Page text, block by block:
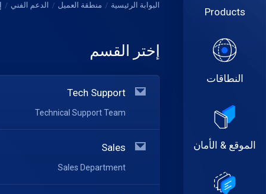
Products
النطاقات
الموقع & الأمان
البوابة الرئيسية منطقة العميل الدعم الفني
إختر القسم
Tech Support
Technical Support Team
Sales
Sales Department